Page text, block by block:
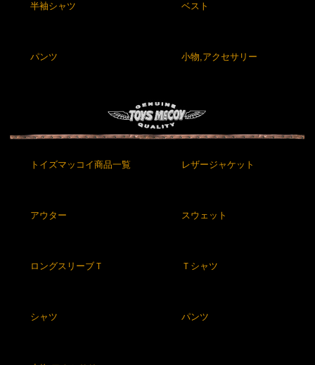
半袖シャツ ベスト
パンツ 小物,アクセサリー
トイズマッコイ商品一覧 レザージャケット
アウター スウェット
ロングスリーブＴ Ｔシャツ
シャツ パンツ